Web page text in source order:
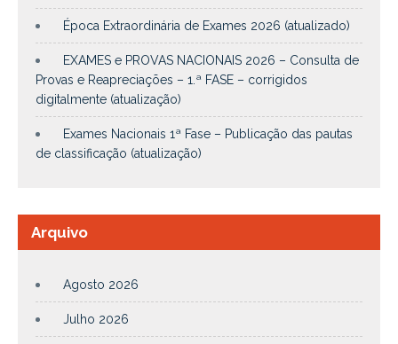
Época Extraordinária de Exames 2026 (atualizado)
EXAMES e PROVAS NACIONAIS 2026 – Consulta de
Provas e Reapreciações – 1.ª FASE – corrigidos
digitalmente (atualização)
Exames Nacionais 1ª Fase – Publicação das pautas
de classificação (atualização)
Arquivo
Agosto 2026
Julho 2026